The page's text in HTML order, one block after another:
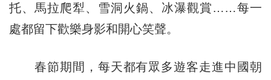
托、馬拉爬犁、雪洞火鍋、冰瀑觀賞……每一
處都留下歡樂身影和開心笑聲。
春節期間，每天都有眾多遊客走進中國朝